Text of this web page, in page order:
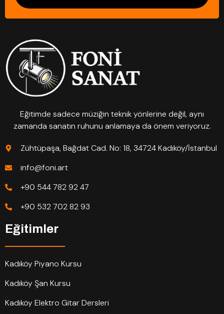
Eğitimde sadece müziğin teknik yönlerine değil, aynı
zamanda sanatın ruhunu anlamaya da önem veriyoruz.
Zühtüpaşa, Bağdat Cad. No: 18, 34724 Kadıköy/İstanbul
info@foni.art
+90 544 782 92 47
+90 532 702 82 93
Eğitimler
Kadıköy Piyano Kursu
Kadıköy Şan Kursu
Kadıköy Elektro Gitar Dersleri